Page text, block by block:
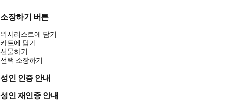
소장하기 버튼
위시리스트에 담기
카트에 담기
선물하기
선택 소장하기
성인 인증 안내
성인 재인증 안내